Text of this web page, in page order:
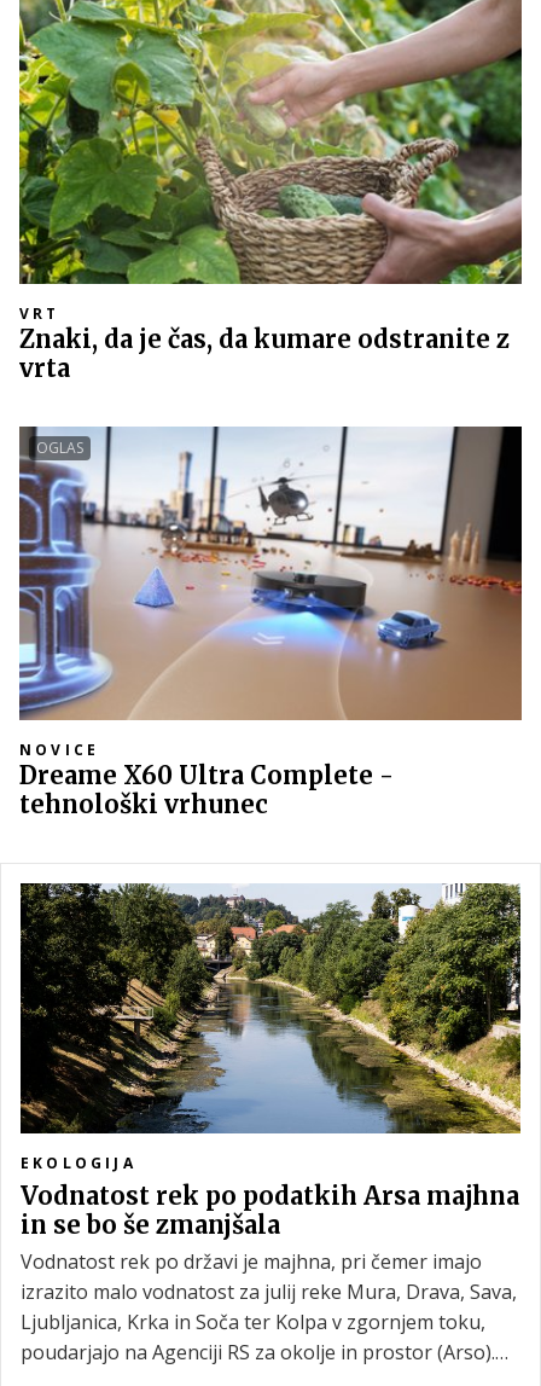
VRT
Znaki, da je čas, da kumare odstranite z
vrta
OGLAS
NOVICE
Dreame X60 Ultra Complete -
tehnološki vrhunec
EKOLOGIJA
Vodnatost rek po podatkih Arsa majhna
in se bo še zmanjšala
Vodnatost rek po državi je majhna, pri čemer imajo
izrazito malo vodnatost za julij reke Mura, Drava, Sava,
Ljubljanica, Krka in Soča ter Kolpa v zgornjem toku,
poudarjajo na Agenciji RS za okolje in prostor (Arso).